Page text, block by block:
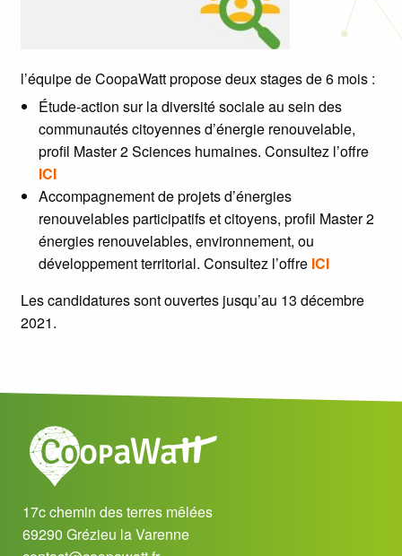
l’équipe de CoopaWatt propose deux stages de 6 mois :
Étude-action sur la diversité sociale au sein des
communautés citoyennes d’énergie renouvelable,
profil Master 2 Sciences humaines. Consultez l’offre
ICI
Accompagnement de projets d’énergies
renouvelables participatifs et citoyens, profil Master 2
énergies renouvelables, environnement, ou
développement territorial. Consultez l’offre ICI
Les candidatures sont ouvertes jusqu’au 13 décembre
2021.
17c chemin des terres mêlées
69290 Grézieu la Varenne